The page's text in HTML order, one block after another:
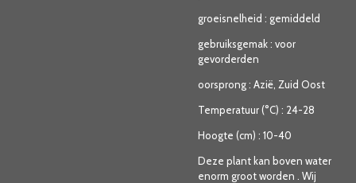
groeisnelheid : gemiddeld
gebruiksgemak: voor
gevorderden
oorsprong: Azië, Zuid Oost
Temperatuur (°C) : 24-28
Hoogte (cm) : 10-40
Deze plant kan boven water
enorm groot worden . Wij